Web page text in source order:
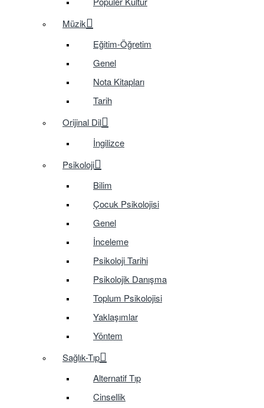
Müzik
Eğitim-Öğretim
Genel
Nota Kitapları
Tarih
Orijinal Dil
İngilizce
Psikoloji
Bilim
Çocuk Psikolojisi
Genel
İnceleme
Psikoloji Tarihi
Psikolojik Danışma
Toplum Psikolojisi
Yaklaşımlar
Yöntem
Sağlık-Tıp
Alternatif Tıp
Cinsellik